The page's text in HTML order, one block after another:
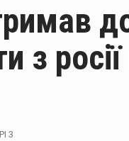
з
3